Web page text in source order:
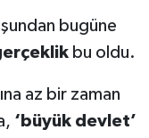
bugüne
bu oldu.
az bir zaman
‘büyük devlet’